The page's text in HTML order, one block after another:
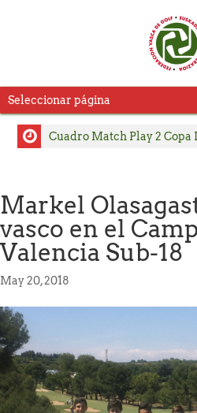
Seleccionar página
Cuadro Match Play 2 Copa
Copa La Galea
Pablo Pérez y Julia
del Campeonato Absoluto
Carlos Satrustegui y
ACTUALIZACIÓN
Consulte Horarios de
Zarauz
Markel
vasco en el
Valencia Sub-18
May 20, 2018